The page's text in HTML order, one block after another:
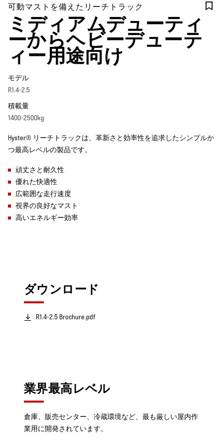
可動マストを備えたリーチトラック
ミディアムデューティ
ーからヘビーデューテ
ィー用途向け
モデル
R1.4-2.5
積載量
1400-2500kg
Hyster® リーチトラックは、革新さと効率性を追求したシンプルか
つ最高レベルの製品です。
頑丈さと耐久性
優れた快適性
広範囲な走行速度
視界の良好なマスト
高いエネルギー効率
ダウンロード
R1.4-2.5 Brochure.pdf
業界最高レベル
倉庫、販売センター、冷蔵環境など、最も厳しい屋内作
業用に開発されています。